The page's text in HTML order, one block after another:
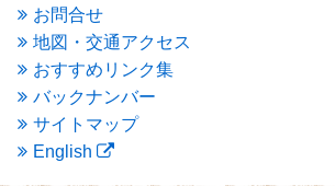
2014年9月
2014年5月(1)
2014年4月 (4)
2014年1月 (1)
2013年11月(4)
2013年10月 (2)
2013年9月(4)
お問合せ
地図・交通アクセス
おすすめリンク集
バックナンバー
サイトマップ
English